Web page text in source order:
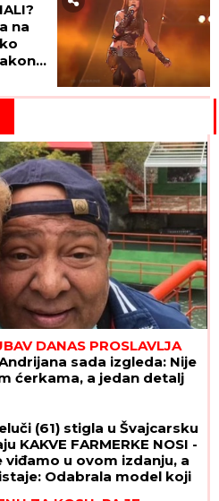
na
DANAS PROSLAVLJA
sada izgleda: Nije
ćerkama, a jedan detalj
(61) stigla u Švajcarsku
KAKVE FARMERKE NOSI -
viđamo u ovom izdanju, a
Odabrala model koji
a onda se vratila